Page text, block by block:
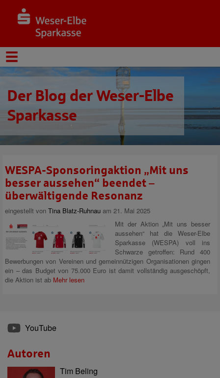
Der Blog der Weser-Elbe
Sparkasse
WESPA-Sponsoringaktion „Mit uns
besser aussehen“ beendet –
überwältigende Resonanz
eingestellt von Tina Blatz-Ruhnau am 21. Mai 2025
Mit der Aktion „Mit uns besser
aussehen“ hat die Weser-Elbe
Sparkasse (WESPA) voll ins
Schwarze getroffen: Rund 400
Bewerbungen von Vereinen und gemeinnützigen Organisationen gingen
ein – das Budget von 75.000 Euro ist damit vollständig ausgeschöpft,
die Aktion ist ab Mehr lesen
YouTube
Autoren
Tim Beling